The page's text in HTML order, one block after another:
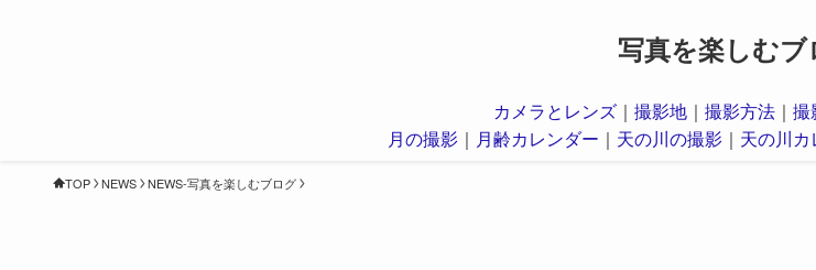
写真を楽しむブ
カメラとレンズ ｜ 撮影地 ｜ 撮影方法 ｜ 撮
月の撮影 ｜ 月齢カレンダー ｜ 天の川の撮影 ｜ 天の川
TOP NEWS NEWS-写真を楽しむブログ